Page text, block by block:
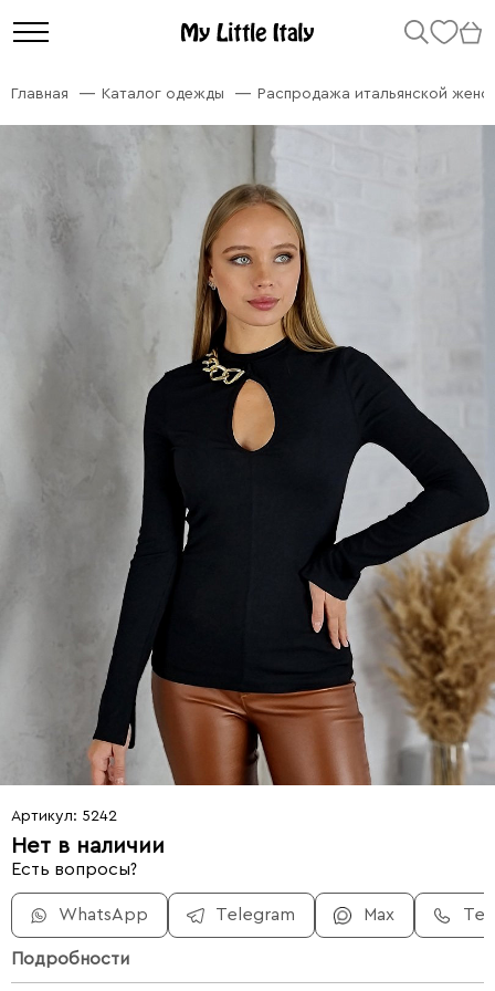
Главная Каталог одежды Распродажа итальянской
Артикул: 5242
Нет в наличии
Есть вопросы?
WhatsApp Telegram Max
Подробности